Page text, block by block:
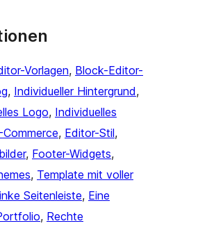
Vorlagen, Block-Editor-
, Individueller Hintergrund
Logo, Individuelles
Commerce, Editor-Stil
, Footer-Widgets
, Template mit voller
Seitenleiste, Eine
, Rechte